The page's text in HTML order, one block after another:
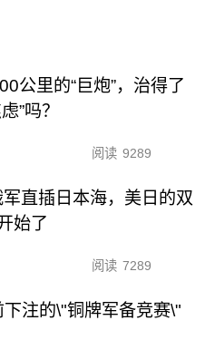
公里的“巨炮”，治得了
”吗？
阅读 9289
直插日本海，美日的双
始了
阅读 7289
注的\"铜牌军备竞赛\"